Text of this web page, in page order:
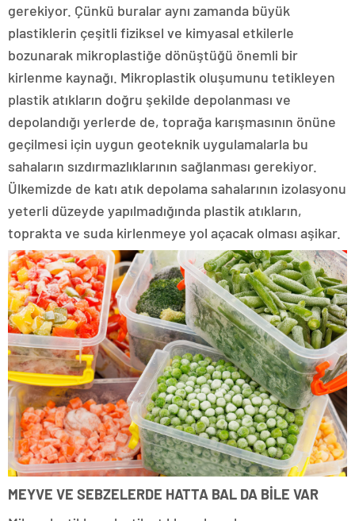
gerekiyor. Çünkü buralar aynı zamanda büyük
plastiklerin çeşitli fiziksel ve kimyasal etkilerle
bozunarak mikroplastiğe dönüştüğü önemli bir
kirlenme kaynağı. Mikroplastik oluşumunu tetikleyen
plastik atıkların doğru şekilde depolanması ve
depolandığı yerlerde de, toprağa karışmasının önüne
geçilmesi için uygun geoteknik uygulamalarla bu
sahaların sızdırmazlıklarının sağlanması gerekiyor.
Ülkemizde de katı atık depolama sahalarının izolasyonu
yeterli düzeyde yapılmadığında plastik atıkların,
toprakta ve suda kirlenmeye yol açacak olması aşikar.
MEYVE VE SEBZELERDE HATTA BAL DA BİLE VAR